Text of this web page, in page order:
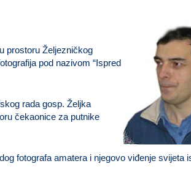
u prostoru Željezničkog
pod nazivom “Ispred
rada gosp. Željka
čekaonice za putnike
fotografa amatera i njegovo viđenje svijeta